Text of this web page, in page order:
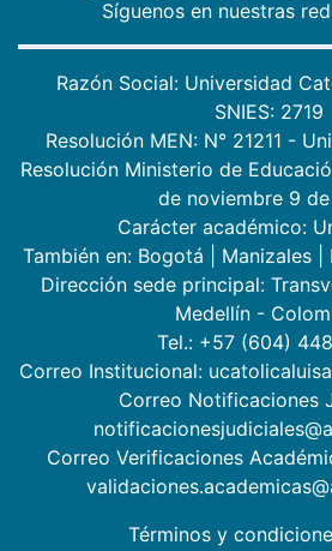
Síguenos en nuestras
Razón Social: Universidad
SNIES: 2719
Resolución MEN: N° 21211 -
Resolución Ministerio de
de noviembre 9
Carácter académico:
También en: Bogotá Manizales
Dirección sede principal:
Medellín -
Tel.: +57 (604)
Correo Institucional:
Correo Notificaciones
Correo Verificaciones
Términos y